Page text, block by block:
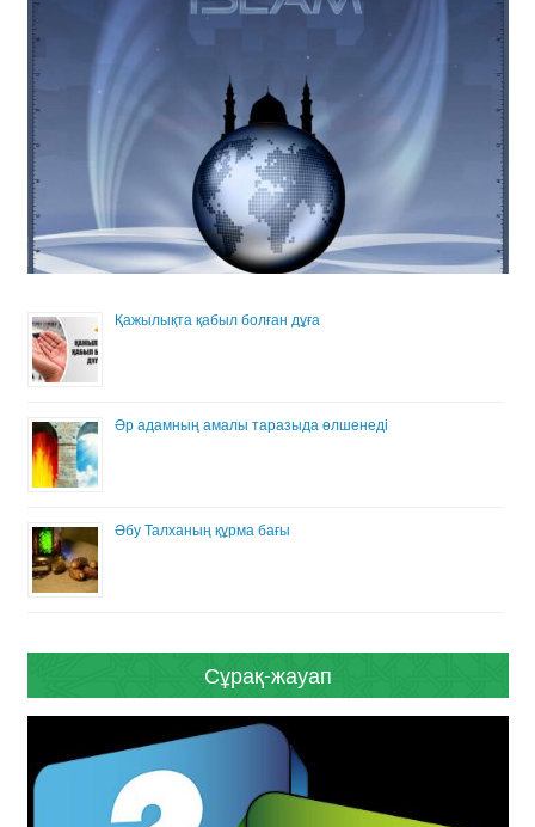
Қажылықта қабыл болған дұға
Әр адамның амалы таразыда өлшенеді
Әбу Талханың құрма бағы
Сұрақ-жауап